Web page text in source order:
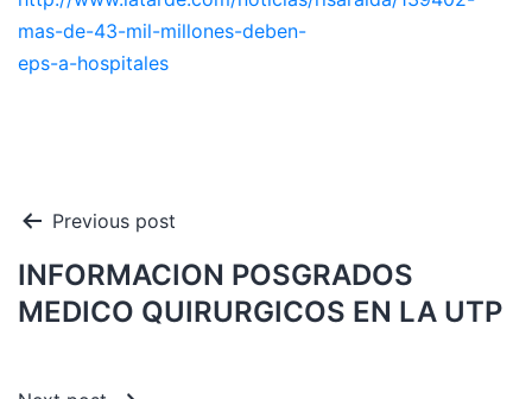
mas-de-43-mil-millones-deben-
eps-a-hospitales
Navegación
de
entradas
Previous post
INFORMACION POSGRADOS
MEDICO QUIRURGICOS EN LA UTP